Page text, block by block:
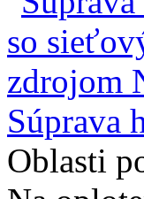
Súprava
Oblasti